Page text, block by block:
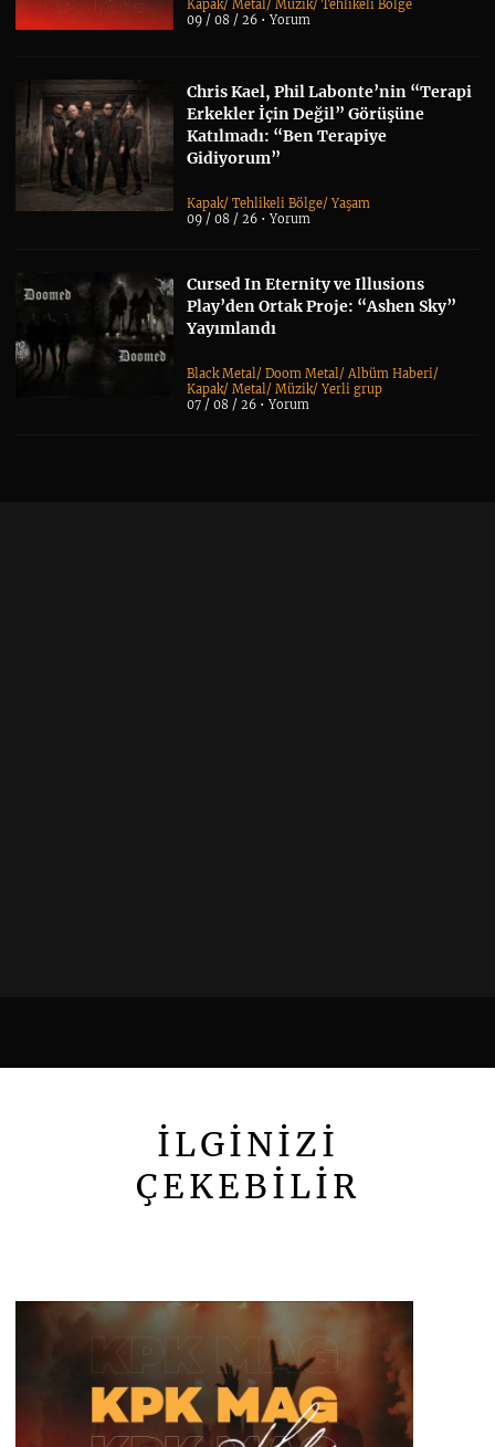
Kapak/ Metal / Müzik/Tehlikeli Bölge
09 / 08 / 26 •Yorum
Chris Kael, Phil Labonte’nin “Terapi
Erkekler İçin Değil” Görüşüne
Katılmadı: “Ben Terapiye
Gidiyorum”
Kapak/Tehlikeli Bölge/Yaşam
09 / 08 / 26 •Yorum
Cursed In Eternity ve Illusions
Play’den Ortak Proje: “Ashen Sky”
Yayımlandı
Black Metal/Doom Metal/Albüm Haberi/
Kapak/Metal/Müzik/Yerli grup
07 / 08 / 26 •Yorum
İLGİNİZİ
ÇEKEBİLİR